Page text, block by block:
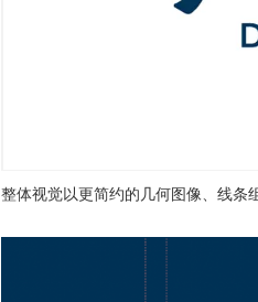
整体视觉以更简约的几何图像、线条